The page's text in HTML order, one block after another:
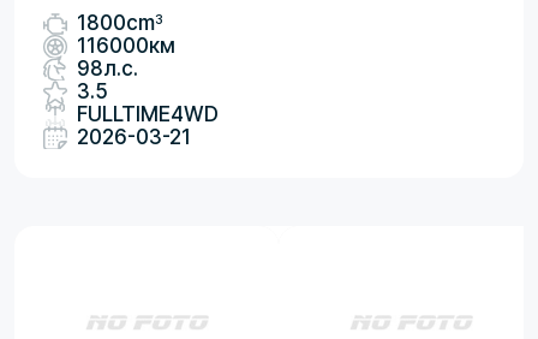
1800cm3
116000км
98л.с.
3.5
FULLTIME4WD
2026-03-21